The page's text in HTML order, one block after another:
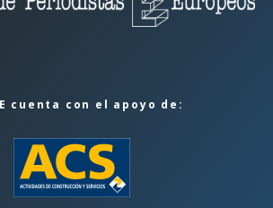
cuenta con el apoyo de: